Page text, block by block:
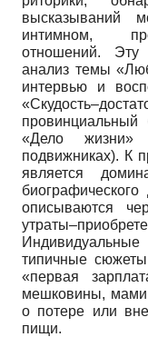
высказываний
интимном,
отношений. Эту
анализ темы
интервью и
«Дело жизни»
подвижниках). К
является
описываются
типичные
«первая
мешковины,
о потере или
пищи.